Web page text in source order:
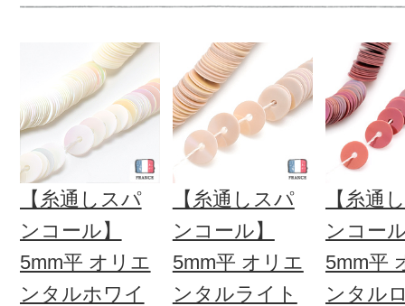
【糸通しスパ
ンコール】
5mm平 オリエ
ンタルホワイ
【糸通しスパ
ンコール】
5mm平 オリエ
ンタルライト
【糸通
ンコー
5mm平
ンタル